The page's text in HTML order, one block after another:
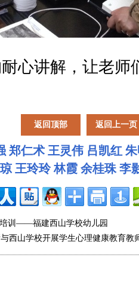
心讲解，让老师
返回顶部 返回上一页
郑仁术 王灵伟 吕凯红
王玲玲 林霞 余桂珠 李
训——福建西山学校幼儿园
西山学校开展学生心理健康教育教